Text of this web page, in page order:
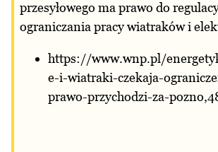
przesyłowego ma prawo do
ograniczania pracy wiatraków i
https://www.wnp.pl/
e-i-wiatraki-czekaja-
prawo-przychodzi-za-